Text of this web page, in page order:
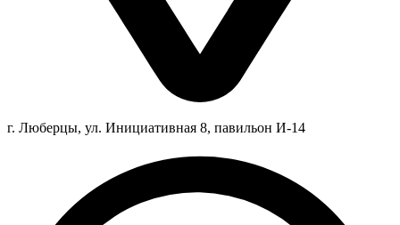
г. Люберцы, ул. Инициативная 8, павильон И-14